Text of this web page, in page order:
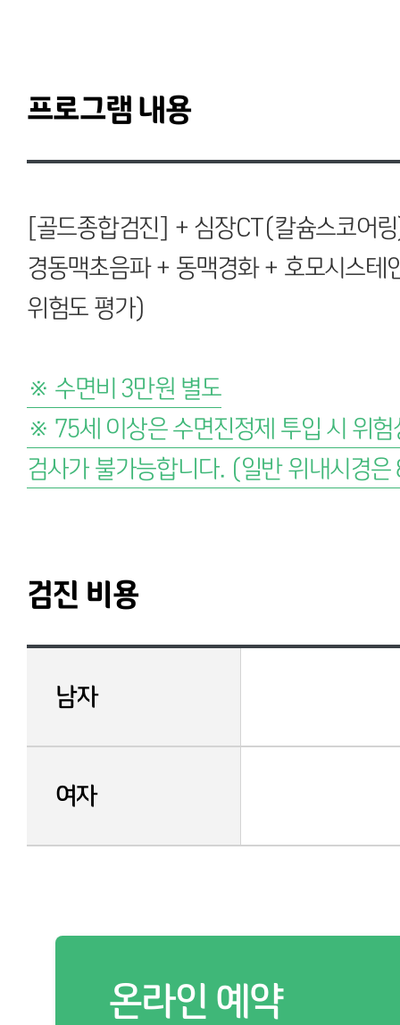
프로그램 내용
[골드종합검진] + 심장CT(칼슘스코어
경동맥초음파 + 동맥경화 + 호모시스테
위험도 평가)
※ 수면비 3만원 별도
※ 75세 이상은 수면진정제 투입 시 위험
검사가 불가능합니다. (일반 위내시경
검진 비용
남자
여자
온라인 예약